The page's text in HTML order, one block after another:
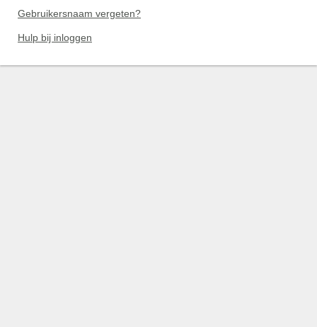
Gebruikersnaam vergeten?
Hulp bij inloggen